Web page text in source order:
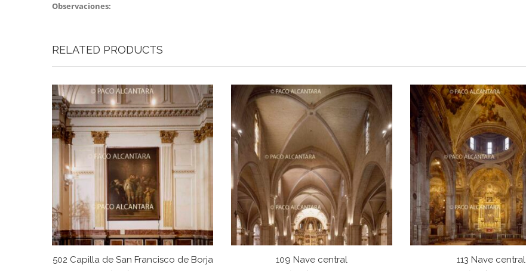
Observaciones:
RELATED PRODUCTS
502 Capilla de San Francisco de Borja 109 Nave central 113 Nave central